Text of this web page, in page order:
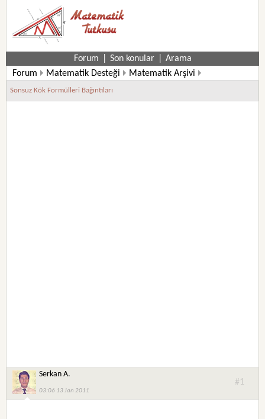
Forum Son konular
Arama
Forum
Matematik Desteği
Matematik Arşivi
Matematik Formülleri
Sonsuz Kök Formülleri Bağıntıları
Serkan A.
03:06 13 Jan 2011
#1